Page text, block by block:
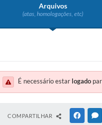
Arquivos
(atas, homologações, etc)
É necessário estar logado
COMPARTILHAR